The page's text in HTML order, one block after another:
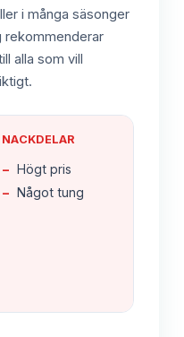
i många säsonger
rekommenderar
alla som vill
NACKDELAR
− Högt pris
− Något tung